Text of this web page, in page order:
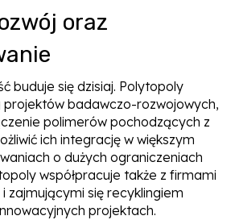
oraz
buduje się dzisiaj. Polytopoly
projektów badawczo-rozwojowych,
polimerów pochodzących z
ich integrację w większym
o dużych ograniczeniach
współpracuje także z firmami
zajmującymi się recyklingiem
projektach.